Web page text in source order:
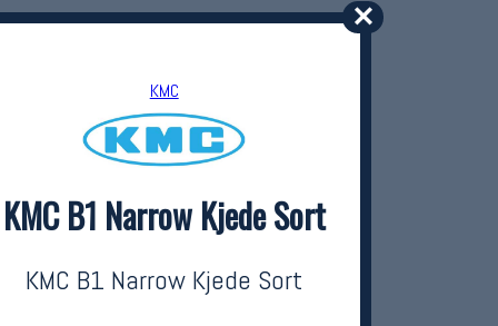
✕
KMC
KMC B1 Narrow Kjede Sort
KMC B1 Narrow Kjede Sort